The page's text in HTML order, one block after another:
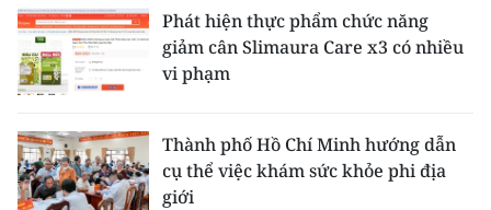
Phát hiện thực phẩm chức năng
giảm cân Slimaura Care x3 có nhiều
vi phạm
Thành phố Hồ Chí Minh hướng dẫn
cụ thể việc khám sức khỏe phi địa
giới